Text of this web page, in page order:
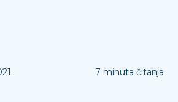
7 minuta čitanja